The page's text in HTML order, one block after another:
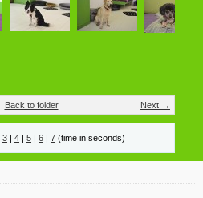
Next →
Back to folder
3 4 5 6 7 (time in seconds)